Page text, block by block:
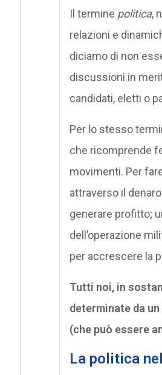
Il termine politica,
relazioni e
diciamo di non
discussioni in
candidati, eletti o
Per lo stesso
che ricomprende
movimenti. Per
attraverso il
generare profitto;
dell’operazione
per accrescere la
Tutti noi, in
determinate da
(che può essere
La politica